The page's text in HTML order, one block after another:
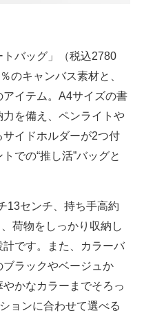
バッグ」（税込2780
のキャンバス素材と、
イテム。A4サイズの書
を備え、ペンライトや
イドホルダーが2つ付
での“推し活”バッグと
13センチ、持ち手高約
荷物をしっかり収納し
です。また、カラーバ
ラックやベージュか
かなカラーまでそろっ
ョンに合わせて選べる